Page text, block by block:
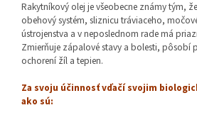
Rakytníkový olej je všeobecne známy tým,
obehový systém, sliznicu tráviaceho,
ústrojenstva a v neposlednom rade má
Zmierňuje zápalové stavy a bolesti, pôsobí
ochorení žíl a tepien.
Za svoju účinnosť vďačí svojim
ako sú: